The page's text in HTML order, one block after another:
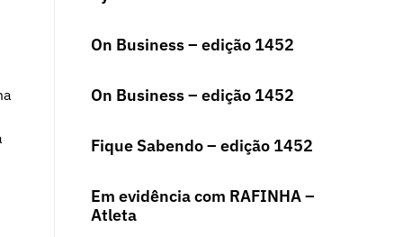
On Business – edição 1452
On Business – edição 1452
Fique Sabendo – edição 1452
Em evidência com RAFINHA –
Atleta